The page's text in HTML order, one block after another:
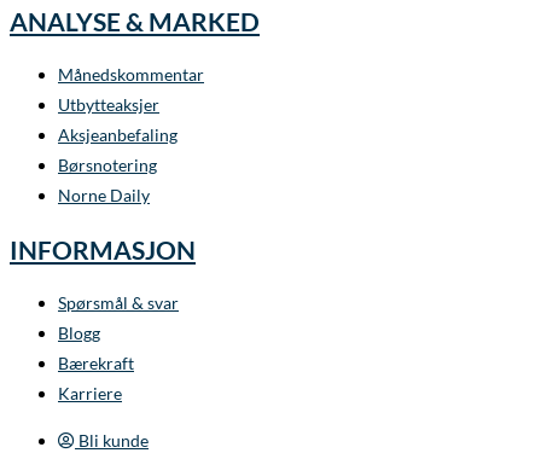
ANALYSE & MARKED
Månedskommentar
Utbytteaksjer
Aksjeanbefaling
Børsnotering
Norne Daily
INFORMASJON
Spørsmål & svar
Blogg
Bærekraft
Karriere
Bli kunde